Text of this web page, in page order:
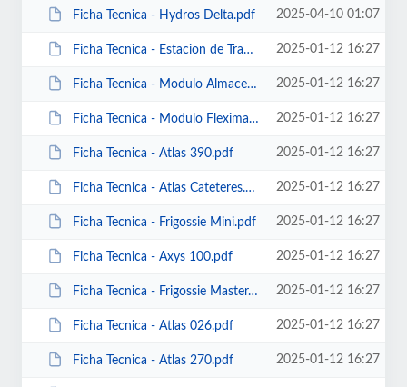
Ficha Tecnica - Hydros Delta.pdf 2025-04-10 01:07
Ficha Tecnica - Estacion de Trabajo Sencilla.pdf 2025-01-12 16:27
Ficha Tecnica - Modulo Almacenamiento Multiproposito.pdf 2025-01-12 16:27
Ficha Tecnica - Modulo Fleximax Semipesado.pdf 2025-01-12 16:27
Ficha Tecnica - Atlas 390.pdf 2025-01-12 16:27
Ficha Tecnica - Atlas Cateteres.pdf 2025-01-12 16:27
Ficha Tecnica - Frigossie Mini.pdf 2025-01-12 16:27
Ficha Tecnica - Axys 100.pdf 2025-01-12 16:27
Ficha Tecnica - Frigossie Master.pdf 2025-01-12 16:27
Ficha Tecnica - Atlas 026.pdf 2025-01-12 16:27
Ficha Tecnica - Atlas 270.pdf 2025-01-12 16:27